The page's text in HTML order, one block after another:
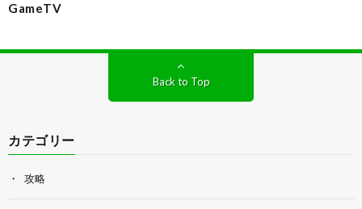
GameTV
Back to Top
カテゴリー
攻略